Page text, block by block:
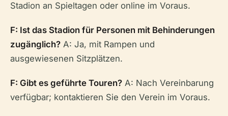
Stadion an Spieltagen oder online im Voraus.
F: Ist das Stadion für Personen mit Behinderungen
zugänglich? A: Ja, mit Rampen und
ausgewiesenen Sitzplätzen.
F: Gibt es geführte Touren? A: Nach Vereinbarung
verfügbar; kontaktieren Sie den Verein im Voraus.